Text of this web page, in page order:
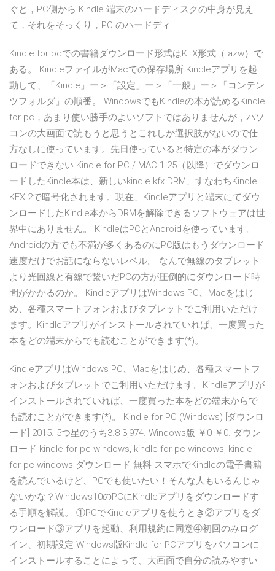
ぐと，PC側から Kindle 端末のハードディスクの中身が見え
て，それをそっくり，PC のハードディ
Kindle for pcでの書籍ダウンロード形式はKFX形式（.azw）で
ある。 KindleファイルがMacでの保存場所 Kindleアプリを起
動して、「Kindle」ー＞「設定」ー＞「一般」ー＞「コンテン
ツフォルダ」の順番。 WindowsでもKindleの本が読めるKindle
for pc，あまり使い勝手のよいソフトではありませんが，パソ
コンの大画面で読もうと思うとこれしか選択肢がないので仕
方なしに使っています。先日使っていると特定の本がダウン
ロードできない Kindle for PC / MAC 1.25（以降）でダウンロ
ードしたKindle本は、新しいkindle kfx DRM、すなわちKindle
KFX 2で暗号化されます。現在、Kindleアプリと端末にてダウ
ンロードしたKindle本からDRMを解除できるソフトウェアは世
界中にありません。 KindleはPCとAndroidを使っています。
Androidの方でも不満が多くあるのにPC版はもうダウンロード
速度だけでお話にならないレベル。 なんで無線のタブレット
より光回線と有線で繋いだPCの方が圧倒的にダウンロード時
間がかかるのか。 KindleアプリはWindows PC、Macをはじ
め、各種スマートフォンおよびタブレットでご利用いただけ
ます。Kindleアプリがインストールされていれば、一度買った
本をどの端末からでも読むことができます(*)。
KindleアプリはWindows PC、Macをはじめ、各種スマートフ
ォンおよびタブレットでご利用いただけます。Kindleアプリが
インストールされていれば、一度買った本をどの端末からで
も読むことができます(*)。 Kindle for PC (Windows) [ダウンロ
ード] 2015. 5つ星のうち3.8 3,974. Windows版 ￥0 ￥0. ダウン
ロード kindle for pc windows, kindle for pc windows, kindle
for pc windows ダウンロード 無料 スマホでKindleの電子書籍
を読んでいるけど、PCでも使いたい！そんな人もいるんじゃ
ないかな？Windows10のPCにKindleアプリをダウンロードす
る手順を解説。 ①PCでKindleアプリを使うとき②アプリをダ
ウンロード③アプリを起動、利用規約に同意④初回のみログ
イン、初期設定 Windows版Kindle for PCアプリをパソコンに
インストールすることによって、大画面で自分の読みやすい